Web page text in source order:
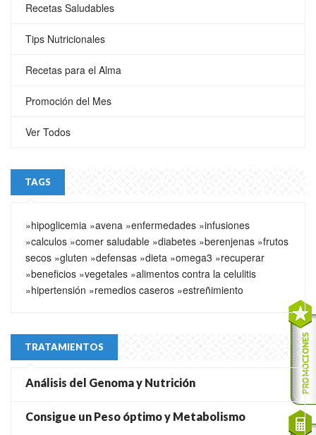
Recetas Saludables
Tips Nutricionales
Recetas para el Alma
Promoción del Mes
Ver Todos
TAGS
»hipoglicemia »avena »enfermedades »infusiones
»calculos »comer saludable »diabetes »berenjenas »frutos
secos »gluten »defensas »dieta »omega3 »recuperar
»beneficios »vegetales »alimentos contra la celulitis
»hipertensión »remedios caseros »estreñimiento
TRATAMIENTOS
Análisis del Genoma y Nutrición
Consigue un Peso óptimo y Metabolismo